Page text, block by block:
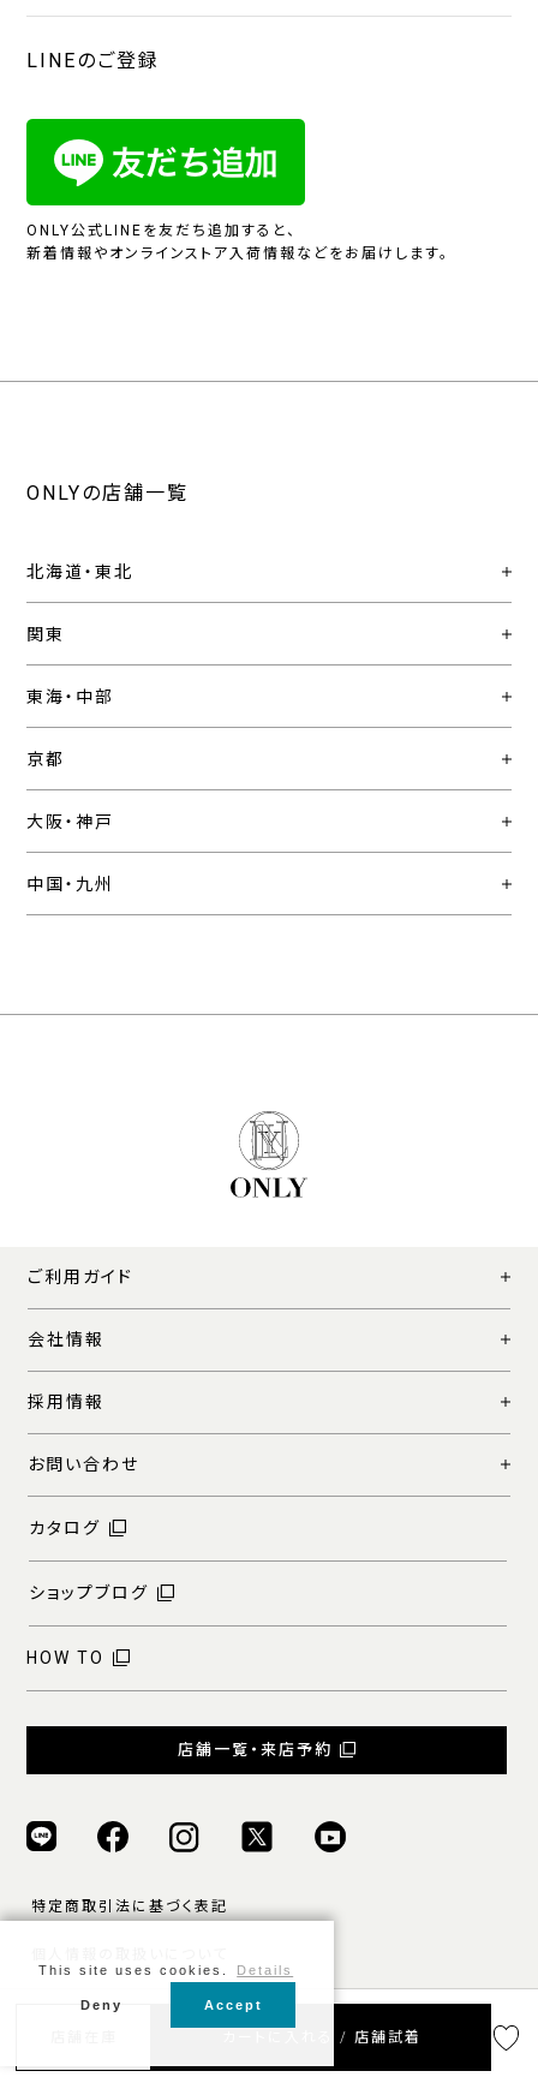
カートに入れる / 店舗試着
LINEのご登録
ONLY公式LINEを友だち追加すると、
新着情報やオンラインストア入荷情報などをお届けします。
ONLYの店舗一覧
北海道・東北
関東
東海・中部
京都
大阪・神戸
中国・九州
ご利用ガイド
会社情報
採用情報
お問い合わせ
カタログ
ショップブログ
HOW TO
店舗一覧・来店予約
特定商取引法に基づく表記
ご利用規約
This site uses cookies. Details
Deny Accept